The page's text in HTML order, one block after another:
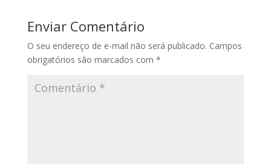
Enviar Comentário
O seu endereço de e-mail não será publicado. Campos
obrigatórios são marcados com *